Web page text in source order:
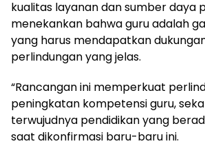
kualitas layanan dan sumber daya
menekankan bahwa guru adalah
yang harus mendapatkan
perlindungan yang jelas.
“Rancangan ini memperkuat
peningkatan kompetensi guru,
terwujudnya pendidikan yang
saat dikonfirmasi baru-baru ini.